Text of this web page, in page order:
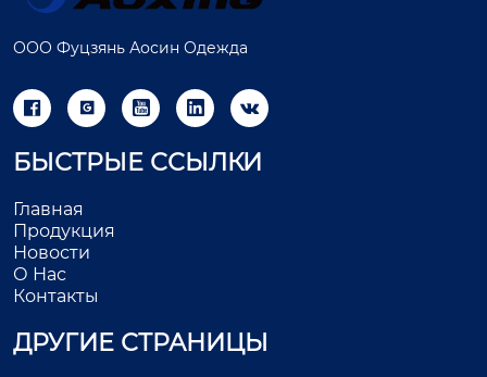
ООО Фуцзянь Аосин Одежда
    
БЫСТРЫЕ ССЫЛКИ
Главная
Продукция
Новости
О Нас
Контакты
ДРУГИЕ СТРАНИЦЫ